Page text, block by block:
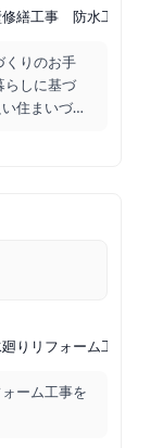
修繕工事 防水工事
くりのお手
らしに基づ
住まいづく
りリフォーム工事
ーム工事を